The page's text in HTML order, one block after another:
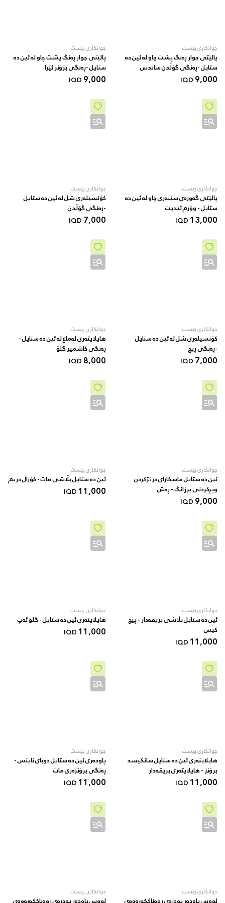
جوانکاری پێست
پالێتی جوار ڕەنگ پشت چاو لە ئین دە
ستایل -ڕەنگی گۆڵدن ساندس
9,000
IQD
جوانکاری پێست
پالێتی جوار ڕەنگ پشت چاو لە ئین دە
ستایل -ڕەنگی برۆنز ئێرا
9,000
IQD
جوانکاری پێست
پالێتی گەورەی سێبەری چاو لە ئین دە
ستایل - وۆرم ئێدیت
13,000
IQD
جوانکاری پێست
کۆنسیلەری شل لە ئین دە ستایل
-ڕەنگی گۆڵدن
7,000
IQD
جوانکاری پێست
کۆنسیلەری شل لە ئین دە ستایل
-ڕەنگی ڕیچ
7,000
IQD
جوانکاری پێست
هایلایتەری لەماع لە ئین دە ستایل -
ڕەنگی کاشمیر گلۆ
8,000
IQD
جوانکاری پێست
ئین دە ستایل ماسکارای درێژکردن
وپڕکردنی برژانگ - ڕەش
9,000
IQD
جوانکاری پێست
ئین دە ستایل بڵاشی مات - کۆراڵ دریم
11,000
IQD
جوانکاری پێست
ئین دە ستایل بڵاشی بریقەدار - پیچ
کیس
11,000
IQD
جوانکاری پێست
هایلایتەری ئین دە ستایل - گلۆ ئەپ
11,000
IQD
جوانکاری پێست
هایلایتەری ئین دە ستایل سانکیسد
برۆنز - هایلایتەری بریقەدار
11,000
IQD
جوانکاری پێست
پاودەری ئین دە ستایل دوبای نایتس -
ڕەنگی برۆنزەری مات
11,000
IQD
جوانکاری پێست جوانکاری پێست